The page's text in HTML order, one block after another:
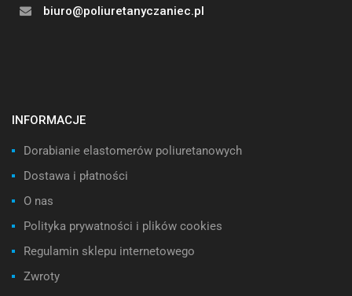
biuro@poliuretanyczaniec.pl
INFORMACJE
Dorabianie elastomerów poliuretanowych
Dostawa i płatności
O nas
Polityka prywatności i plików cookies
Regulamin sklepu internetowego
Zwroty